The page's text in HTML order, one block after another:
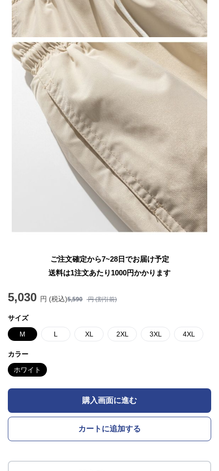
ご注文確定から7~28日でお届け予定
送料は1注文あたり 1000円かかります
5,030 円 (税込)5,590 円 (割引前)
サイズ
M L XL 2XL 3XL 4XL
カラー
ホワイト
購入画面に進む
カートに追加する